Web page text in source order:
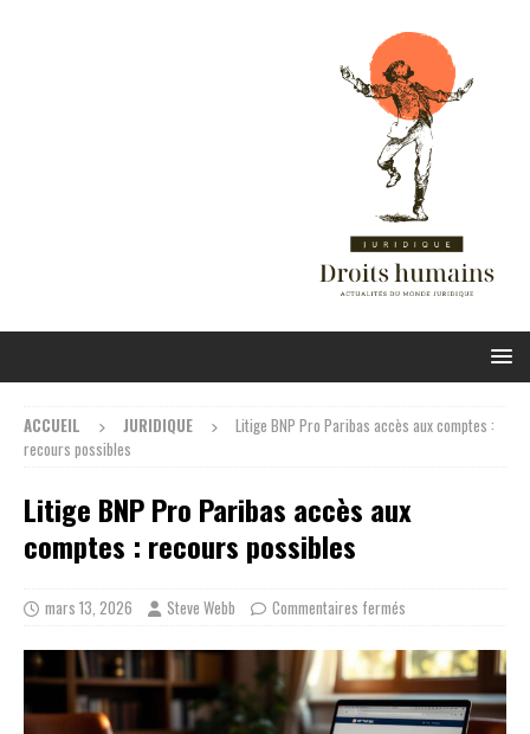
ACCUEIL JURIDIQUE
Litige BNP Pro Paribas accès aux comptes :
recours possibles
Litige BNP Pro Paribas accès aux
comptes : recours possibles
mars 13, 2026 Steve Webb Commentaires fermés